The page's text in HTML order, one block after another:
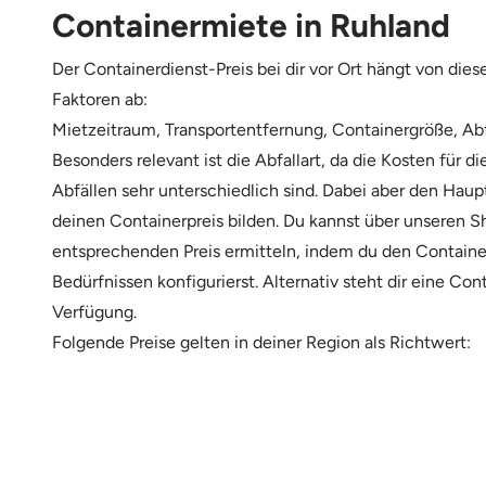
Containermiete in Ruhland
Der Containerdienst-Preis bei dir vor Ort hängt von
Faktoren ab:
Mietzeitraum, Transportentfernung, Containergröße,
Besonders relevant ist die Abfallart, da die Kosten für
Abfällen sehr unterschiedlich sind. Dabei aber den
deinen Containerpreis bilden. Du kannst über unseren
entsprechenden Preis ermitteln, indem du den
Bedürfnissen konfigurierst. Alternativ steht dir eine
Verfügung.
Folgende Preise gelten in deiner Region als Richtwert: